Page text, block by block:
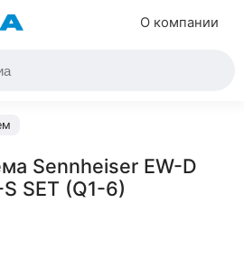
О компании
Sennheiser EW-D
SET (Q1-6)